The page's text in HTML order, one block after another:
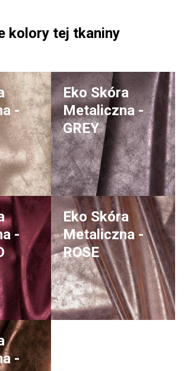
kolory tej tkaniny
-
Eko Skóra
Metaliczna -
GREY
-
Eko Skóra
Metaliczna -
ROSE
-